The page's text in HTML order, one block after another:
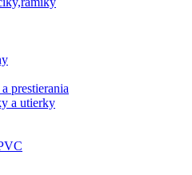
prestierania
a utierky